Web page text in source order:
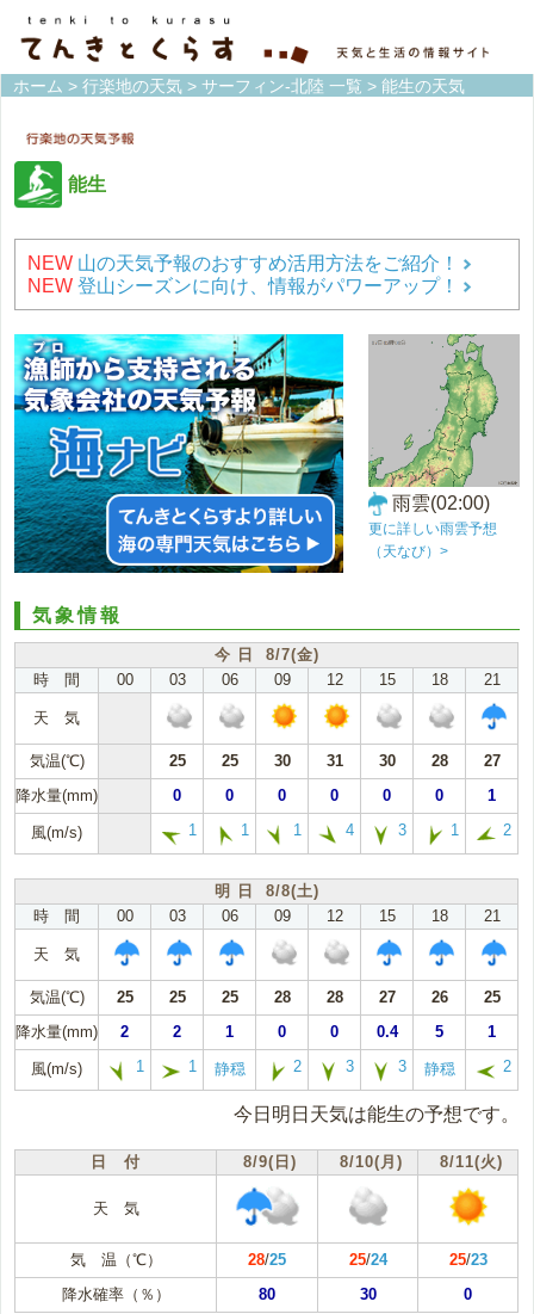
ホーム > 行楽地の天気 > サーフィン-北陸 一覧 > 能生の天気
能生
NEW 山の天気予報のおすすめ活用方法をご紹介！
NEW 登山シーズンに向け、情報がパワーアップ！
雨雲(02:00)
更に詳しい雨雲予想
（天なび）>
気象情報
今 日 8/7(金)
時 間
00 03 06 09 12 15 18 21
天 気
気温(℃) 25 25 30 31 30 28
27
降水量(mm)
0 0 0 0 0 0 1
風(m/s) 1 1 1 4 3 1 2
明 日 8/8(土)
時 間
00 03 06 09 12 15 18 21
天 気
気温(℃) 25 25 25 28 28 27 26
25
降水量(mm)
2 2 1 0 0 0.4 5 1
風(m/s) 1 1 静穏 2 3 3 静穏 2
今日明日天気は能生の予想です。
日 付 8/9(日) 8/10(月) 8/11(火)
天 気
気 温（℃） 28/25 25/24 25/23
降水確率（％）
80 30 0